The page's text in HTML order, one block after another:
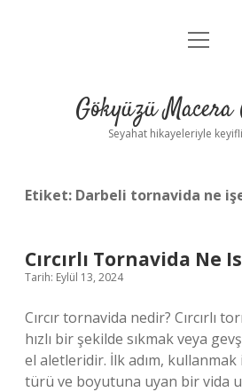
Anasayfa
Yasal Uyarı
menüyü
Gökyüzü
Seyahat hikayeleriyle
Etiket: Darbeli tornavida ne
Cırcırlı Tornavida Ne
Tarih: Eylül 13, 2024
Cırcır tornavida nedir? Cırcırlı
hızlı bir şekilde sıkmak veya
el aletleridir. İlk adım, kullanmak
türü ve boyutuna uyan bir vida